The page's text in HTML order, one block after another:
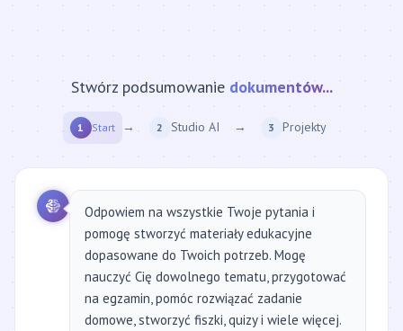
Stwórz podsumowanie
1 Start → 2 Studio AI → 3 Projekty
Odpowiem na wszystkie Twoje pytania i
pomogę stworzyć materiały edukacyjne
dopasowane do Twoich potrzeb. Mogę
nauczyć Cię dowolnego tematu, przygotować
na egzamin, pomóc rozwiązać zadanie
domowe, stworzyć fiszki, quizy i wiele więcej.